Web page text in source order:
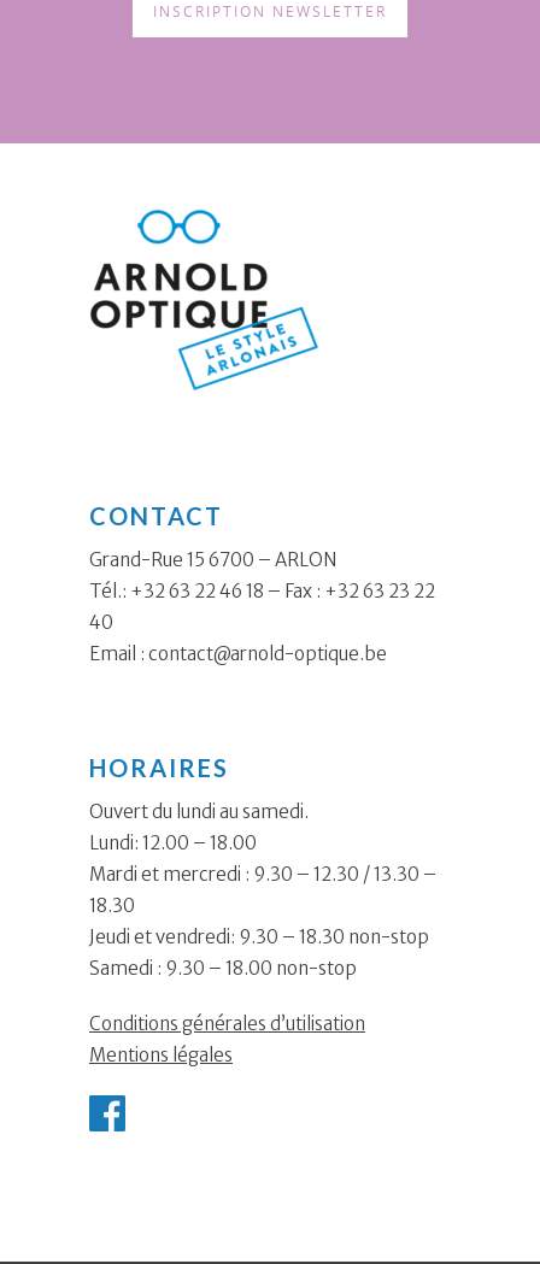
INSCRIPTION NEWSLETTER
CONTACT
Grand-Rue 15 6700 – ARLON
Tél.: +32 63 22 46 18 – Fax : +32 63 23 22
40
Email : contact@arnold-optique.be
HORAIRES
Ouvert du lundi au samedi.
Lundi: 12.00 – 18.00
Mardi et mercredi : 9.30 – 12.30 / 13.30 –
18.30
Jeudi et vendredi: 9.30 – 18.30 non-stop
Samedi : 9.30 – 18.00 non-stop
Conditions générales d’utilisation
Mentions légales